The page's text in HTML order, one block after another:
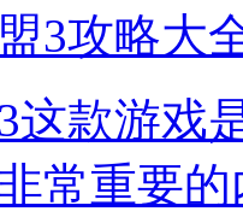
3攻略大
这款游戏
常重要